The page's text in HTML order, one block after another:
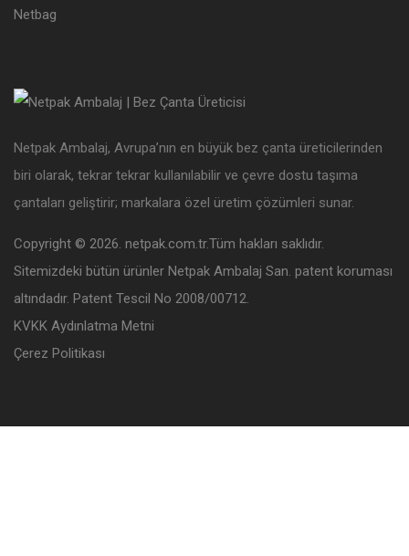
Netpak Ambalaj, Avrupa’nın en büyük bez çanta üreticilerinden
biri olarak, tekrar tekrar kullanılabilir ve çevre dostu taşıma
çantaları geliştirir; markalara özel üretim çözümleri sunar.
Copyright © 2026. netpak.com.tr.Tüm hakları saklıdır.
Sitemizdeki bütün ürünler Netpak Ambalaj San. patent koruması
altındadır. Patent Tescil No 2008/00712.
KVKK Aydınlatma Metni
Çerez Politikası
Netbag